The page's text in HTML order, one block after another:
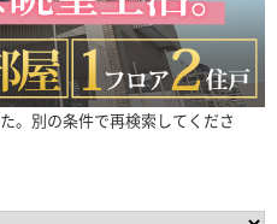
。別の条件で再検索してくださ